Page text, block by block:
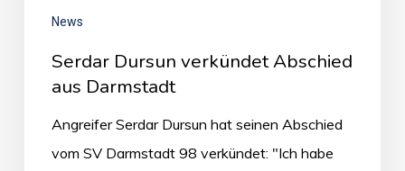
News
Serdar Dursun verkündet Abschied
aus Darmstadt
Angreifer Serdar Dursun hat seinen Abschied
vom SV Darmstadt 98 verkündet: "Ich habe